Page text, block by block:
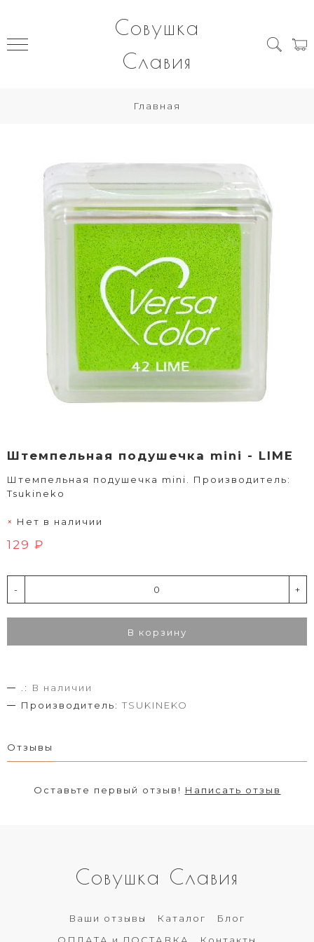
Совушка
Славия
Главная
Штемпельная подушечка mini - LIME
Штемпельная подушечка mini. Производитель:
Tsukineko
Нет в наличии
129 ₽
- +
В корзину
.:
В наличии
Производитель: TSUKINEKO
Отзывы
Оставьте первый отзыв! Написать отзыв
Совушка Славия
Ваши отзывы Каталог
Блог